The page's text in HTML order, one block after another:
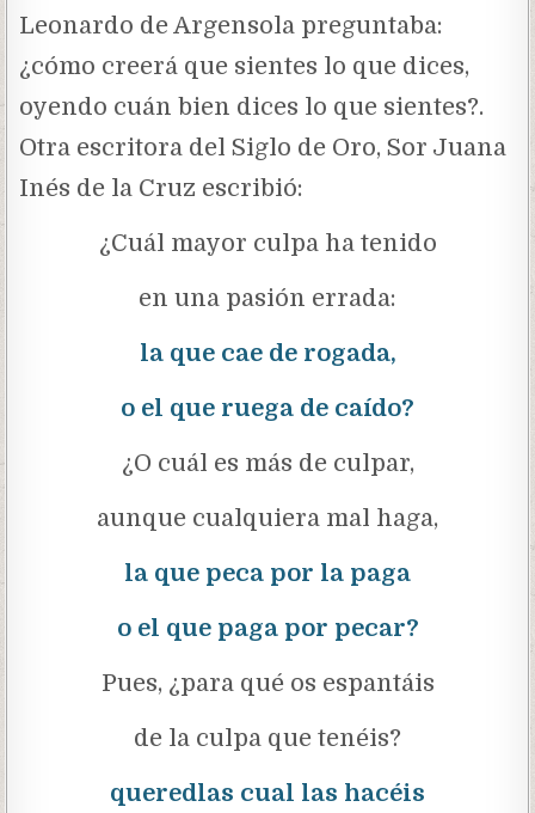
Leonardo de Argensola preguntaba:
¿cómo creerá que sientes lo que dices,
oyendo cuán bien dices lo que sientes?.
Otra escritora del Siglo de Oro, Sor Juana
Inés de la Cruz escribió:
¿Cuál mayor culpa ha tenido
en una pasión errada:
la que cae de rogada,
o el que ruega de caído?
¿O cuál es más de culpar,
aunque cualquiera mal haga,
la que peca por la paga
o el que paga por pecar?
Pues, ¿para qué os espantáis
de la culpa que tenéis?
queredlas cual las hacéis